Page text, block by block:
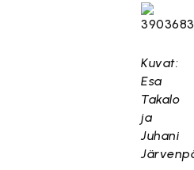
Kuvat:
Esa
Takalo
ja
Juhani